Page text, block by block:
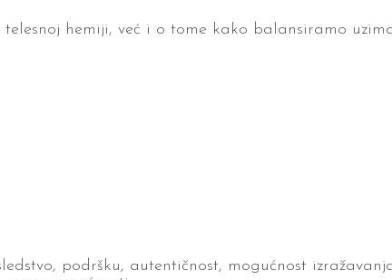
hemiji, već i o tome kako balansiramo
podršku, autentičnost, mogućnost